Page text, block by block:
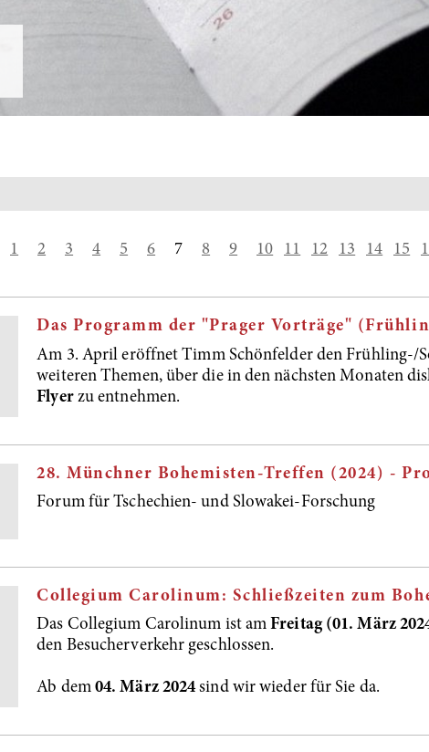
1 2 3 4 5 6 7 8 9 10 11 12 13 14 15
Das Programm der "Prager Vorträge"
Am 3. April eröffnet Timm Schönfelder den Frühling-/
weiteren Themen, über die in den nächsten Monaten
Flyerzu entnehmen.
28. Münchner Bohemisten-Treffen (2024) -
Forum für Tschechien- und Slowakei-Forschung
Collegium Carolinum: Schließzeiten zum
Das Collegium Carolinum ist amFreitag (01. März
den Besucherverkehr geschlossen.
Ab dem 04. März 2024sind wir wieder für Sie da.